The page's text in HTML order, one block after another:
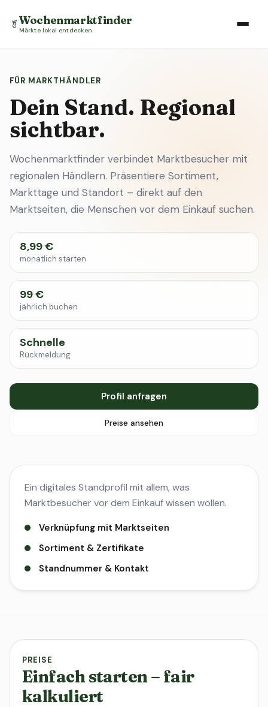
🥬Wochenmarktfinder
Märkte lokal entdecken
FÜR MARKTHÄNDLER
Dein Stand. Regional
sichtbar.
Wochenmarktfinder verbindet Marktbesucher mit
regionalen Händlern. Präsentiere Sortiment,
Markttage und Standort – direkt auf den
Marktseiten, die Menschen vor dem Einkauf suchen.
8,99 €
monatlich starten
99 €
jährlich buchen
Schnelle
Rückmeldung
Profil anfragen
Preise ansehen
Ein digitales Standprofil mit allem, was
Marktbesucher vor dem Einkauf wissen wollen.
Verknüpfung mit Marktseiten
Sortiment & Zertifikate
Standnummer & Kontakt
PREISE
Einfach starten – fair
kalkuliert